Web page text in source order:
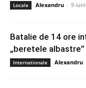
Locale Alexandru - 9
Batalie de 14 ore
„beretele albastre”
Internationale Alexandru